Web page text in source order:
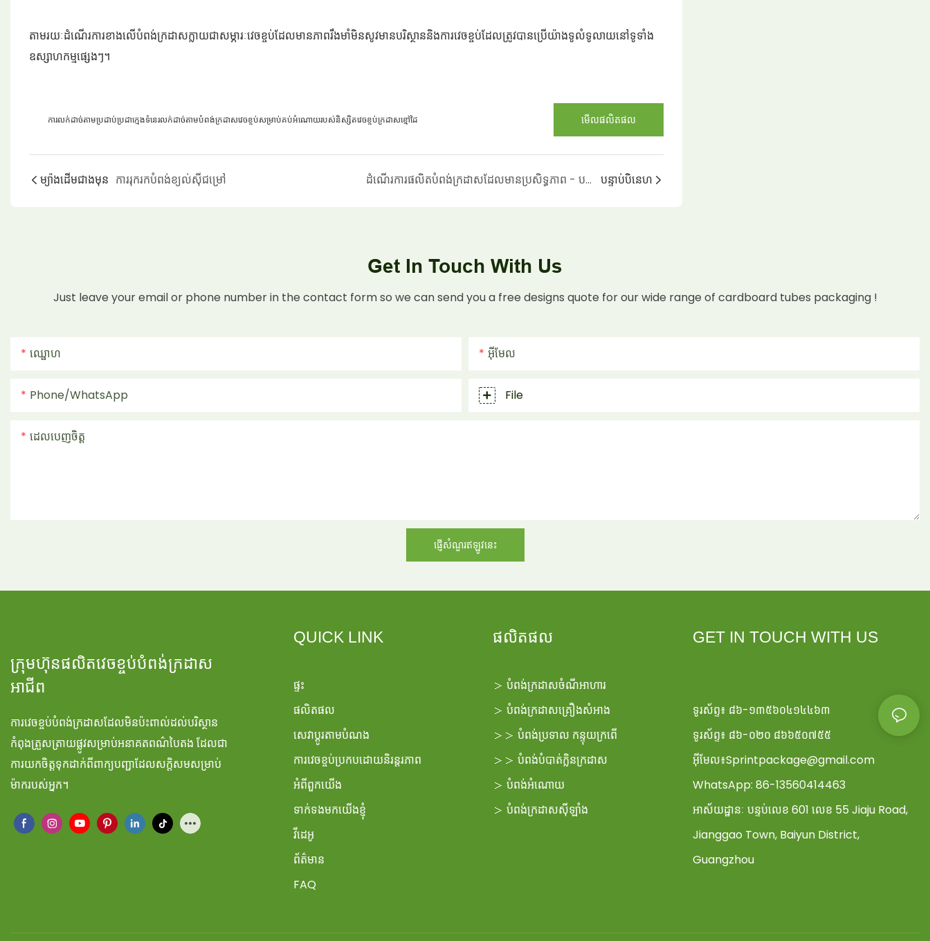
តាមរយៈដំណើរការខាងលើបំពង់ក្រដាសក្លាយជាសម្ភារៈវេចខ្ចប់ដែលមានភាពរឹងមាំមិនសូវមានបរិស្ថាននិងការវេចខ្ចប់ដែលត្រូវបានប្រើយ៉ាងទូលំទូលាយនៅទូទាំង
ឧស្សាហកម្មផ្សេងៗ។
ការលក់ដាច់តាមប្រដាប់ប្រដាក្មេងទំនេរលក់ដាច់តាមបំពង់ក្រដាសវេចខ្ចប់សម្រាប់គប់អំណោយរបស់និស្សិតវេចខ្ចប់ក្រដាសខ្មៅដៃ មើលផលិតផល
ម្យ៉ាងដើមជាងមុន ការរុករកបំពង់ខ្យល់ស៊ីជម្រៅ ដំណើរការផលិតបំពង់ក្រដាសដែលមានប្រសិទ្ធភាព - បញ្ចប់ជំហានពេញលេញពីការរចនាដើម្បីវេចខ្ចប់ បន្ទាប់បិនេហ
Get In Touch With Us
Just leave your email or phone number in the contact form so we can send you a free designs quote for our wide range of cardboard tubes packaging !
ឈ្ផោហ អ៊ីមែល
Phone/whatsApp File
ដេលបេញចិត្ដ
ផ្ញើសំណួរឥឡូវនេះ
ក្រុមហ៊ុនផលិតវេចខ្ចប់បំពង់ក្រដាស
អាជីព
ការវេចខ្ចប់បំពង់ក្រដាសដែលមិនប៉ះពាល់ដល់បរិស្ថាន
កំពុងត្រួសត្រាយផ្លូវសម្រាប់អនាគតពណ៌បៃតង ដែលជា
ការយកចិត្តទុកដាក់ពីពាក្យបញ្ជាដែលសក្តិសមសម្រាប់
ម៉ាករបស់អ្នក។
QUICK LINK
ផ្ទះ
ផលិតផល
សេវាប្ដូរតាមបំណង
ការវេចខ្ចប់ប្រកបដោយនិរន្តរភាព
អំពីពួកយើង
ទាក់ទងមកយើងខ្ញុំ
វីដេអូ
ព័ត៌មាន
FAQ
ផលិតផល
＞បំពង់ក្រដាសចំណីអាហារ
＞ បំពង់ក្រដាសគ្រឿងសំអាង
＞＞ បំពង់ប្រទាល កន្ទុយក្រពើ
＞＞ បំពង់បំបាត់ក្លិនក្រដាស
＞បំពង់អំណោយ
＞ បំពង់ក្រដាសស៊ីឡាំង
GET IN TOUCH WITH US
ទូរស័ព្ទ៖ ៨៦-១៣៥៦០៤១៤៤៦៣
ទូរស័ព្ទ៖ ៨៦-០២០ ៨៦៦៥០៧៥៥
អ៊ីមែល៖Sprintpackage@gmail.com
WhatsApp: 86-13560414463
អាស័យដ្ឋានៈ បន្ទប់លេខ 601 លេខ 55 Jiaju Road,
Jianggao Town, Baiyun District,
Guangzhou